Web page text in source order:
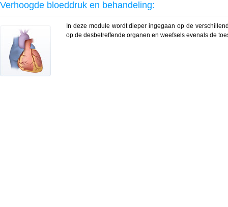
Verhoogde bloeddruk en behandeling:
In deze module wordt dieper ingegaan op de
op de desbetreffende organen en weefsels evenals de